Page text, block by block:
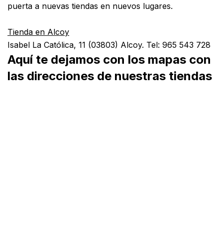
puerta a nuevas tiendas en nuevos lugares.
Tienda en Alcoy
Isabel La Católica, 11 (03803) Alcoy. Tel: 965 543 728
Aquí te dejamos con los mapas con
las direcciones de nuestras tiendas